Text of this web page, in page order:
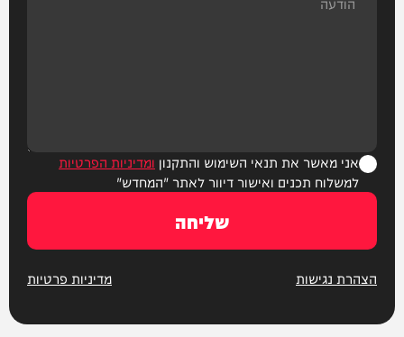
אני מאשר את תנאי השימוש והתקנון ומדיניות הפרטיות
למשלוח תכנים ואישור דיוור לאתר "המחדש"
שליחה
הצהרת נגישות מדיניות פרטיות